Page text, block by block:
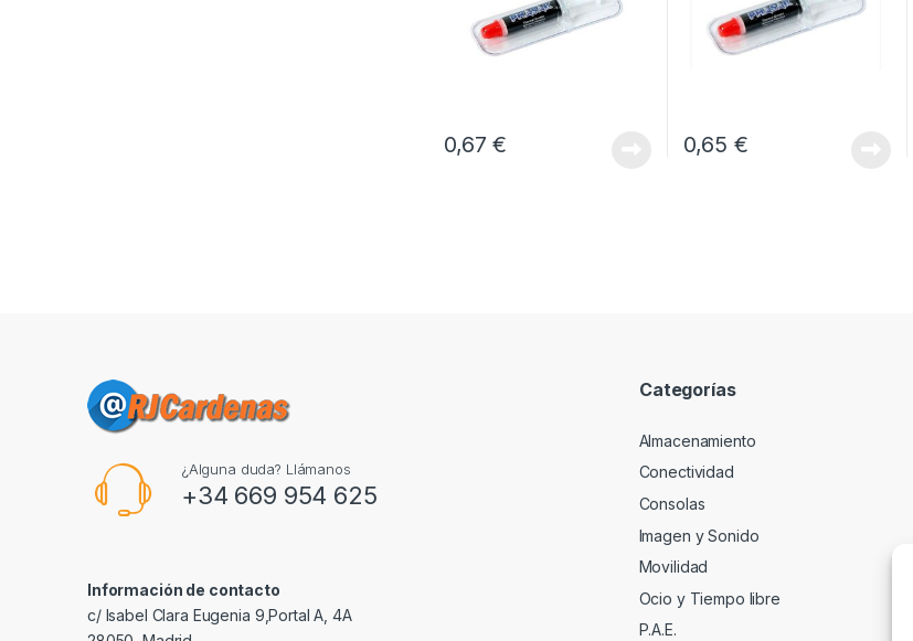
0,67€ 0,65 €
¿Alguna duda? Llámanos
+34 669 954 625
Información de contacto
c/ Isabel Clara Eugenia 9,Portal A, 4A
Categorías
Almacenamiento
Conectividad
Consolas
Imagen y Sonido
Movilidad
Ocio y Tiempo libre
P.A.E.